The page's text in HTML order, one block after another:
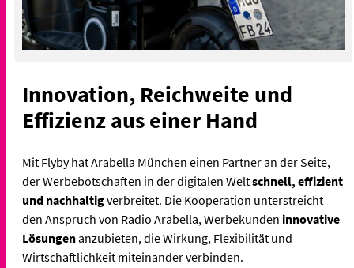
Innovation, Reichweite und
Effizienz aus einer Hand
Mit Flyby hat Arabella München einen Partner an der Seite,
der Werbebotschaften in der digitalen Weltschnell, effizient
und nachhaltigverbreitet. Die Kooperation unterstreicht
den Anspruch von Radio Arabella, Werbekunden innovative
Lösungenanzubieten, die Wirkung, Flexibilität und
Wirtschaftlichkeit miteinander verbinden.